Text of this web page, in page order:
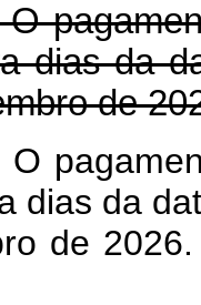
dias da
de
dias da
de